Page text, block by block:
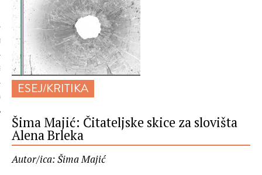
ESEJ/KRITIKA
Šima Majić: Čitateljske skice za slovišta
Alena Brleka
Autor/ica: Šima Majić